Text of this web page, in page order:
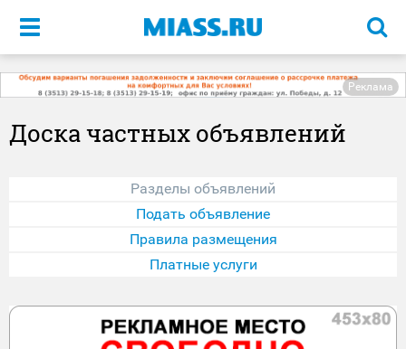
Меню
Реклама
Доска частных объявлений
Разделы объявлений
Подать объявление
Правила размещения
Платные услуги